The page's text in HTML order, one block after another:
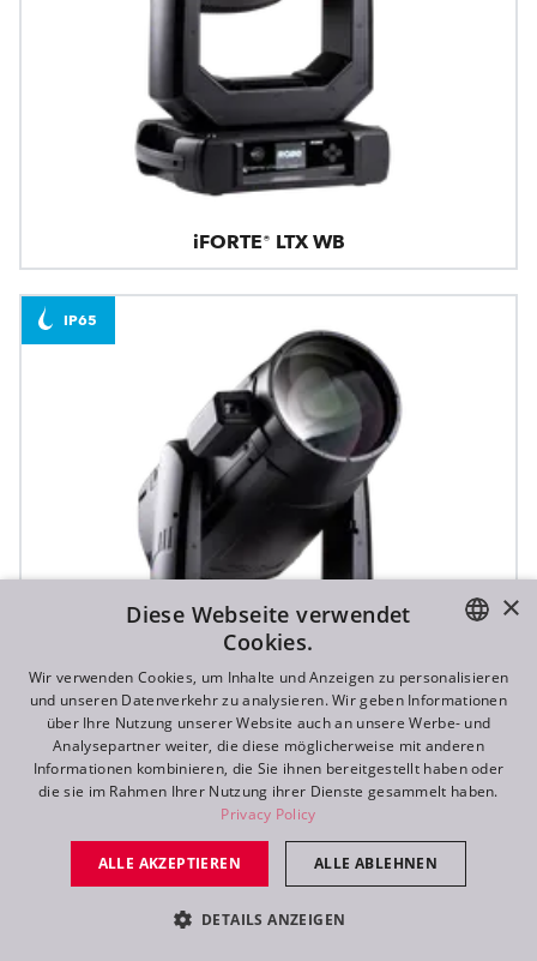
iFORTE® LTX WB
iFORTE® LTX FS
IP65
ENGLISH
FR
RU
×
Diese Webseite verwendet
Cookies.
Wir verwenden Cookies, um Inhalte und Anzeigen zu personalisieren
und unseren Datenverkehr zu analysieren. Wir geben Informationen
über Ihre Nutzung unserer Website auch an unsere Werbe- und
Analysepartner weiter, die diese möglicherweise mit anderen
Informationen kombinieren, die Sie ihnen bereitgestellt haben oder
die sie im Rahmen Ihrer Nutzung ihrer Dienste gesammelt haben.
Privacy Policy
ALLE AKZEPTIEREN ALLE ABLEHNEN
DETAILS ANZEIGEN